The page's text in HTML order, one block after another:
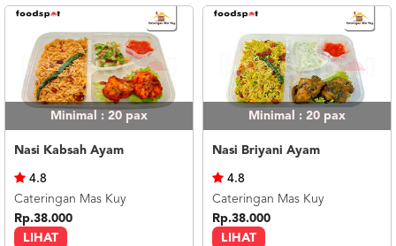
Minimal : 20 pax
Nasi Kabsah Ayam
LIHAT
4.8
Cateringan Mas Kuy
Rp.38.000
Minimal : 20 pax
Nasi Briyani Ayam
LIHAT
4.8
Cateringan Mas Kuy
Rp.38.000